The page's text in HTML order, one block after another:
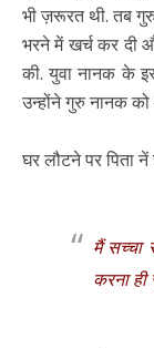
भी ज़रूरत थी. तब
भरने में खर्च कर दी
की. युवा नानक के
उन्होंने गुरु नानक को
घर लौटने पर पिता
मैं सच्चा
करना ही